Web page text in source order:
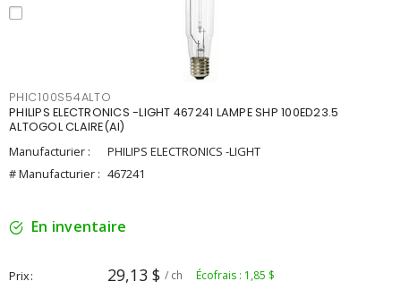
PHIC100S54ALTO
PHILIPS ELECTRONICS -LIGHT 467241 LAMPE SHP 100ED23.5
ALTOGOL CLAIRE(AI)
Manufacturier :
PHILIPS ELECTRONICS -LIGHT
# Manufacturier : 467241
En inventaire
Prix 29,13 $ / ch Écofrais : 1,85 $